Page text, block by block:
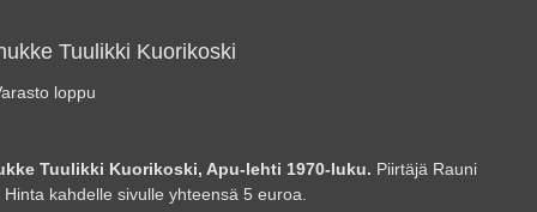
Tuulikki Kuorikoski
loppu
Tuulikki Kuorikoski, Apu-lehti 1970-luku. Piirtäjä Rauni
kahdelle sivulle yhteensä 5 euroa.